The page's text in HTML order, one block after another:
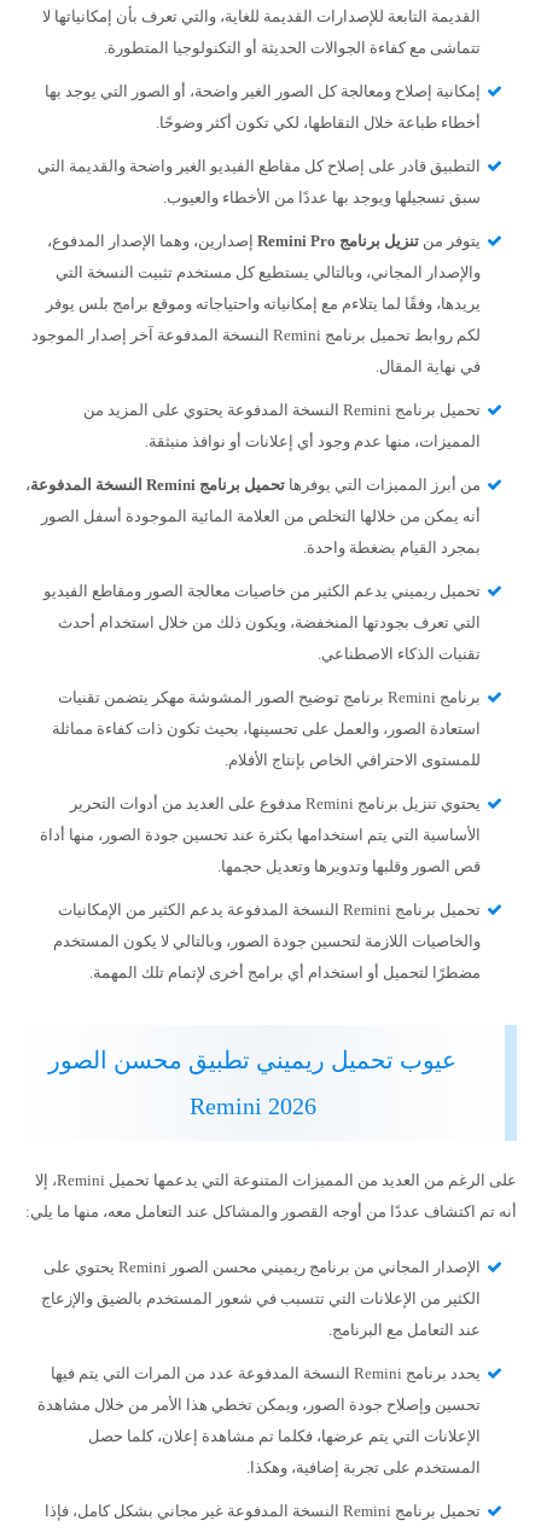
القديمة التابعة للإصدارات القديمة للغاية، والتي تعرف بأن إمكانياتها لا
تتماشى مع كفاءة الجوالات الحديثة أو التكنولوجيا المتطورة.
إمكانية إصلاح ومعالجة كل الصور الغير واضحة، أو الصور التي يوجد بها
أخطاء طباعة خلال التقاطها، لكي تكون أكثر وضوحًا.
التطبيق قادر على إصلاح كل مقاطع الفيديو الغير واضحة والقديمة التي
سبق تسجيلها ويوجد بها عددًا من الأخطاء والعيوب.
يتوفر من تنزيل برنامج Remini Pro
إصدارين، وهما الإصدار المدفوع،
والإصدار المجاني، وبالتالي يستطيع كل مستخدم تثبيت النسخة التي
يريدها، وفقًا لما يتلاءم مع إمكانياته واحتياجاته وموقع برامج بلس يوفر
لكم روابط تحميل برنامج Remini النسخة المدفوعة آخر إصدار الموجود
في نهاية المقال.
تحميل برنامج Remini النسخة المدفوعة يحتوي على المزيد من
المميزات، منها عدم وجود أي إعلانات أو نوافذ منبثقة.
من أبرز المميزات التي يوفرها تحميل برنامج Remini النسخة المدفوعة
،
أنه يمكن من خلالها التخلص من العلامة المائية الموجودة أسفل الصور
بمجرد القيام بضغطة واحدة.
تحميل ريميني يدعم الكثير من خاصيات معالجة الصور ومقاطع الفيديو
التي تعرف بجودتها المنخفضة، ويكون ذلك من خلال استخدام أحدث
تقنيات الذكاء الاصطناعي.
برنامج Remini برنامج توضيح الصور المشوشة مهكر يتضمن تقنيات
استعادة الصور، والعمل على تحسينها، بحيث تكون ذات كفاءة مماثلة
للمستوى الاحترافي الخاص بإنتاج الأفلام.
يحتوي تنزيل برنامج Remini مدفوع على العديد من أدوات التحرير
الأساسية التي يتم استخدامها بكثرة عند تحسين جودة الصور، منها أداة
قص الصور وقلبها وتدويرها وتعديل حجمها.
تحميل برنامج Remini النسخة المدفوعة يدعم الكثير من الإمكانيات
والخاصيات اللازمة لتحسين جودة الصور، وبالتالي لا يكون المستخدم
مضطرًا لتحميل أو استخدام أي برامج أخرى لإتمام تلك المهمة.
عيوب تحميل ريميني تطبيق محسن الصور
Remini 2026
على الرغم من العديد من المميزات المتنوعة التي يدعمها تحميل Remini، إلا
أنه تم اكتشاف عددًا من أوجه القصور والمشاكل عند التعامل معه، منها ما يلي:
الإصدار المجاني من برنامج ريميني محسن الصور Remini يحتوي على
الكثير من الإعلانات التي تتسبب في شعور المستخدم بالضيق والإزعاج
عند التعامل مع البرنامج.
يحدد برنامج Remini النسخة المدفوعة عدد من المرات التي يتم فيها
تحسين وإصلاح جودة الصور، ويمكن تخطي هذا الأمر من خلال مشاهدة
الإعلانات التي يتم عرضها، فكلما تم مشاهدة إعلان، كلما حصل
المستخدم على تجربة إضافية، وهكذا.
تحميل برنامج Remini النسخة المدفوعة غير مجاني بشكل كامل، فإذا